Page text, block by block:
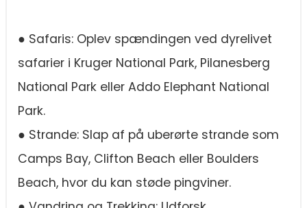
● Safaris: Oplev spændingen ved dyrelivet
safarier i Kruger National Park, Pilanesberg
National Park eller Addo Elephant National
Park.
● Strande: Slap af på uberørte strande som
Camps Bay, Clifton Beach eller Boulders
Beach, hvor du kan støde pingviner.